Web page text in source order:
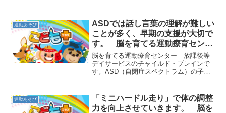
運動あそび
ASDでは話し言葉の理解が難しい
ことが多く、早期の支援が大切で
す。 脳を育てる運動療育センタ
ー 放課後等デイサービスのチャ
イルド・ブレイン
脳を育てる運動療育センター 放課後等
デイサービスのチャイルド・ブレインで
す。ASD（自閉症スペクトラム）の子ど
や感情の理解が難しいだけでなく、自分
の気持ちを伝えられない...
運動あそび
「ミニハードル走り」で体の調整
力を向上させていきます。 脳を